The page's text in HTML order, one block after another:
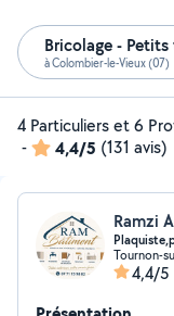
Bricolage - Petits
à Colombier-le-Vieux (07)
4 Particuliers et 6
-
4,4/5 (131 avis)
Tournon-
4,4/5